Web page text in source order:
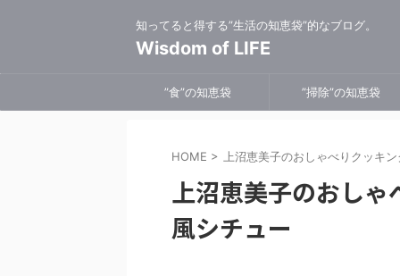
知ってると得する”生活の知恵袋”的なブログ。
Wisdom of LIFE
”食”の知恵袋 ”掃除”の知恵袋
HOME > 上沼恵美子のおしゃべりクッキ
上沼恵美子のおしゃ
風シチュー